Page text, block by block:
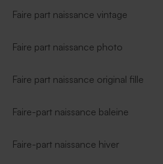
Faire part naissance vintage
Faire part naissance photo
Faire part naissance original fille
Faire-part naissance baleine
Faire-part naissance hiver